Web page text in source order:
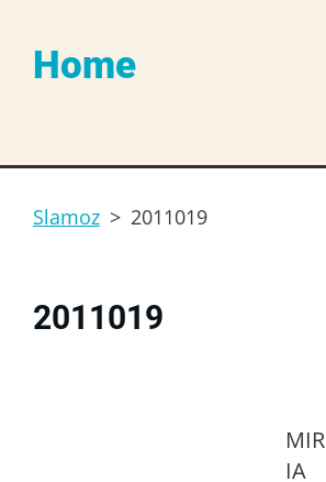
Home
Slamoz > 2011019
2011019
MIR
IA